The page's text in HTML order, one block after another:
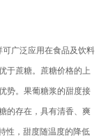
广泛应用在食品及饮料
于蔗糖。蔗糖价格的上
势。果葡糖浆的甜度接
的存在，具有清香、爽
性，甜度随温度的降低